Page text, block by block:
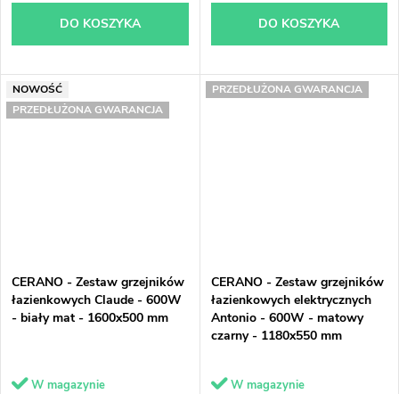
DO KOSZYKA DO KOSZYKA
NOWOŚĆ
PRZEDŁUŻONA GWARANCJA
CERANO - Zestaw grzejników
łazienkowych Claude - 600W
- biały mat - 1600x500 mm
W magazynie
PRZEDŁUŻONA GWARANCJA
CERANO - Zestaw grzejników
łazienkowych elektrycznych
Antonio - 600W - matowy
czarny - 1180x550 mm
W magazynie